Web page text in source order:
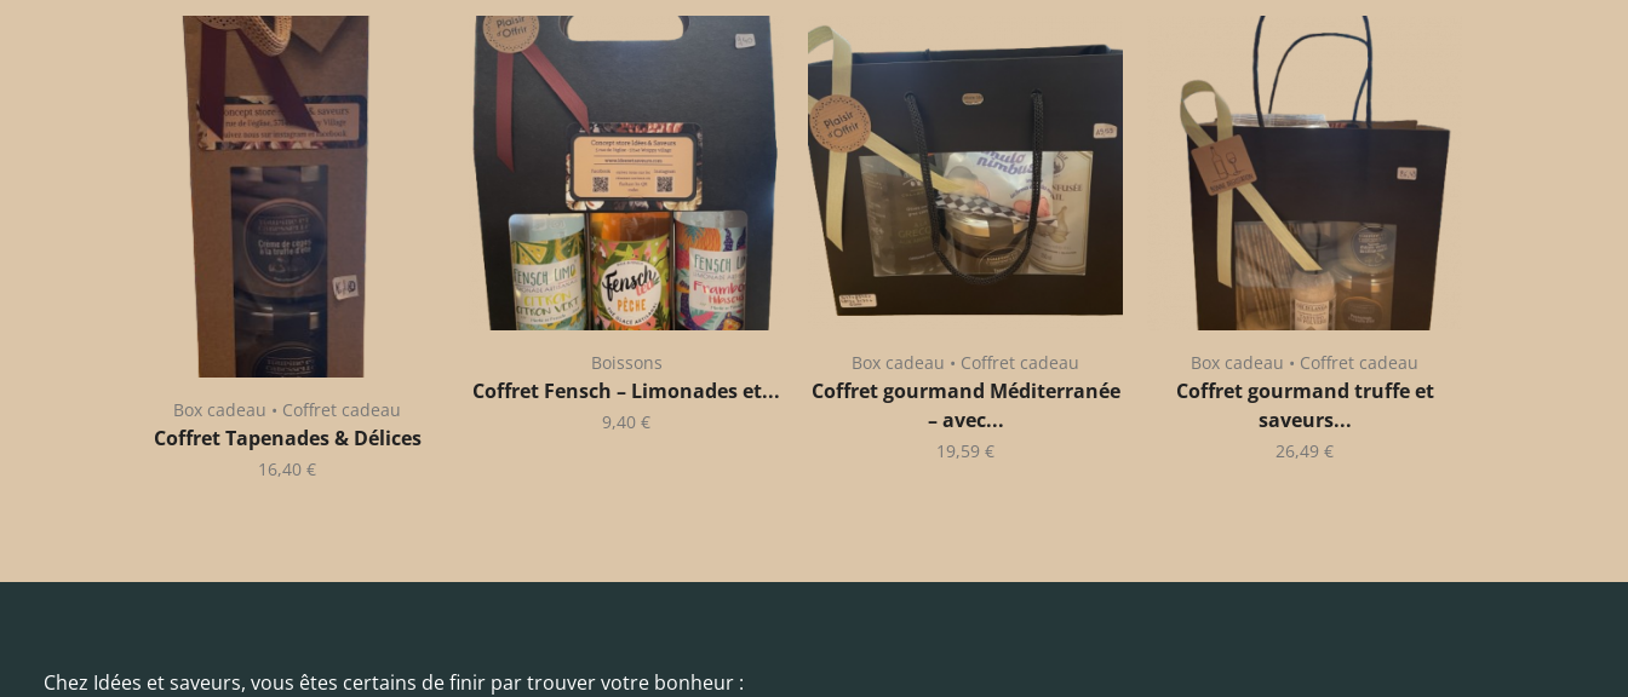
Box cadeau • Coffret cadeau
Coffret Tapenades & Délices
16,40 €
Boissons
Coffret Fensch – Limonades et...
9,40 €
Box cadeau • Coffret cadeau
Coffret gourmand Méditerranée
– avec...
19,59 €
Box cadeau • Coffret cadeau
Coffret gourmand truffe et
saveurs...
26,49 €
Chez Idées et saveurs, vous êtes certains de finir par trouver votre bonheur :